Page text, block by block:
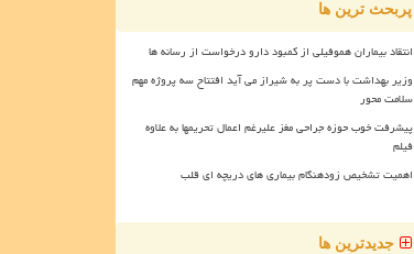
پربحث ترین ها
انتقاد بیماران هموفیلی از کمبود دارو درخواست از رسانه ها
وزیر بهداشت با دست پر به شیراز می آید افتتاح سه پروژه مهم
سلامت محور
پیشرفت خوب حوزه جراحی مغز علیرغم اعمال تحریمها به علاوه
فیلم
اهمیت تشخیص زودهنگام بیماری های دریچه ای قلب
جدیدترین ها